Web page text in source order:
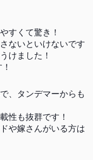
すくて驚き！
ないといけないです
けました！
、タンデマーからも
性も抜群です！
や嫁さんがいる方は